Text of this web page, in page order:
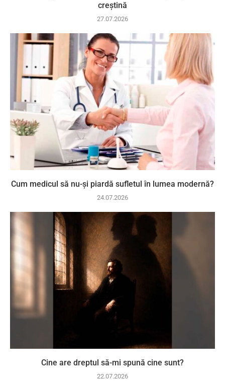
creștină
27.07.2026
Cum medicul să nu-și piardă sufletul în lumea modernă?
24.07.2026
Cine are dreptul să-mi spună cine sunt?
22.07.2026